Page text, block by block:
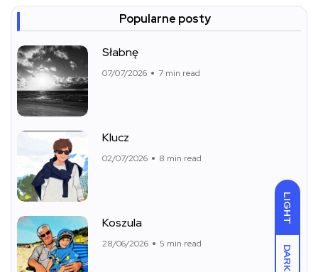
LIGHT
DARK
Popularne posty
Słabnę
07/07/2026 7 min read
Klucz
02/07/2026 8 min read
Koszula
28/06/2026 5 min read